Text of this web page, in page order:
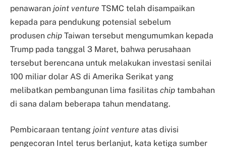
penawaran joint venture TSMC telah disampaikan
kepada para pendukung potensial sebelum
produsen chip Taiwan tersebut mengumumkan kepada
Trump pada tanggal 3 Maret, bahwa perusahaan
tersebut berencana untuk melakukan investasi senilai
100 miliar dolar AS di Amerika Serikat yang
melibatkan pembangunan lima fasilitas chip tambahan
di sana dalam beberapa tahun mendatang.
Pembicaraan tentang joint venture atas divisi
pengecoran Intel terus berlanjut, kata ketiga sumber